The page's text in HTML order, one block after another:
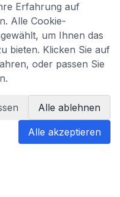
Erfahrung auf
Alle Cookie-
um Ihnen das
bieten. Klicken Sie auf
oder passen Sie
Alle ablehnen
Alle akzeptieren